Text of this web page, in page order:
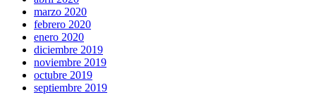
marzo 2020
febrero 2020
enero 2020
diciembre 2019
noviembre 2019
octubre 2019
septiembre 2019